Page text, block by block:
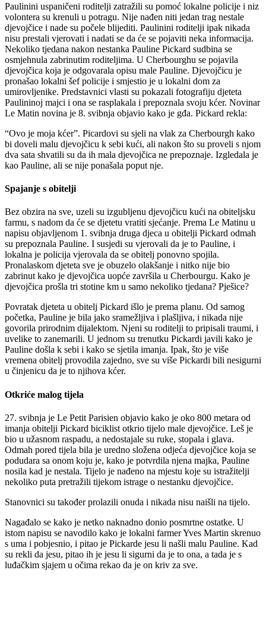
Paulinini uspaničeni roditelji zatražili su pomoć lokalne policije i niz
volontera su krenuli u potragu. Nije nađen niti jedan trag nestale
djevojčice i nade su počele blijediti. Paulinini roditelji ipak nikada
nisu prestali vjerovati i nadati se da će se pojaviti neka informacija.
Nekoliko tjedana nakon nestanka Pauline Pickard sudbina se
osmjehnula zabrinutim roditeljima. U Cherbourghu se pojavila
djevojčica koja je odgovarala opisu male Pauline. Djevojčicu je
pronašao lokalni šef policije i smjestio je u lokalni dom za
umirovljenike. Predstavnici vlasti su pokazali fotografiju djeteta
Paulininoj majci i ona se rasplakala i prepoznala svoju kćer. Novinar
Le Matin novina je 8. svibnja objavio kako je gđa. Pickard rekla:
“Ovo je moja kćer”. Picardovi su sjeli na vlak za Cherbourgh kako
bi doveli malu djevojčicu k sebi kući, ali nakon što su proveli s njom
dva sata shvatili su da ih mala djevojčica ne prepoznaje. Izgledala je
kao Pauline, ali se nije ponašala poput nje.
Spajanje s obitelji
Bez obzira na sve, uzeli su izgubljenu djevojčicu kući na obiteljsku
farmu, s nadom da će se djetetu vratiti sjećanje. Prema Le Matinu u
napisu objavljenom 1. svibnja druga djeca u obitelji Pickard odmah
su prepoznala Pauline. I susjedi su vjerovali da je to Pauline, i
lokalna je policija vjerovala da se obitelj ponovno spojila.
Pronalaskom djeteta sve je obuzelo olakšanje i nitko nije bio
zabrinut kako je djevojčica uopće završila u Cherbourgu. Kako je
djevojčica prošla tri stotine km u samo nekoliko tjedana? Pješice?
Povratak djeteta u obitelj Pickard išlo je prema planu. Od samog
početka, Pauline je bila jako sramežljiva i plašljiva, i nikada nije
govorila prirodnim dijalektom. Njeni su roditelji to pripisali traumi, i
uvelike to zanemarili. U jednom su trenutku Pickardi javili kako je
Pauline došla k sebi i kako se sjetila imanja. Ipak, što je više
vremena obitelj provodila zajedno, sve su više Pickardi bili nesigurni
u činjenicu da je to njihova kćer.
Otkriće malog tijela
27. svibnja je Le Petit Parisien objavio kako je oko 800 metara od
imanja obitelji Pickard biciklist otkrio tijelo male djevojčice. Leš je
bio u užasnom raspadu, a nedostajale su ruke, stopala i glava.
Odmah pored tijela bila je uredno složena odjeća djevojčice koja se
podudara sa onom koju je, kako je potvrdila njena majka, Pauline
nosila kad je nestala. Tijelo je nađeno na mjestu koje su istražitelji
nekoliko puta pretražili tijekom istrage o nestanku djevojčice.
Stanovnici su također prolazili onuda i nikada nisu naišli na tijelo.
Nagađalo se kako je netko naknadno donio posmrtne ostatke. U
istom napisu se navodilo kako je lokalni farmer Yves Martin skrenuo
s uma i pobjesnio, i pitao je Pickarde jesu li našli malu Pauline. Kad
su rekli da jesu, pitao ih je jesu li sigurni da je to ona, a tada je s
luđačkim sjajem u očima rekao da je on kriv za sve.